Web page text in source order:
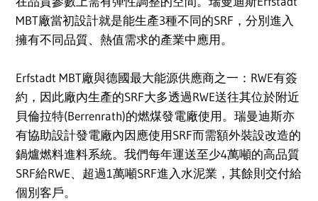
MBT廠當初設計就是能生產3種不同的SRF，分別進入
擁有不同品質、熱值需求的產業中應用。
Erfstadt MBT廠與德國最大能源供應商之一：RWE有簽
約，因此廠內生產的SRF大多透過RWE送往其位於附近
貝倫拉特(Berrenrath)的燃煤發電廠使用。瑞曼迪斯亦
有協助設計發電廠內因應使用SRF而需額外裝設改造的
鍋爐燃料進料系統。我們每年運送至少4萬噸的高品質
SRF給RWE、超過1萬噸SRF進入水泥業，其餘則交付給
個別客戶。